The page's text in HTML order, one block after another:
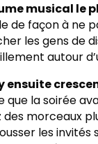
musical le
de façon à ne
les gens de
autour
ensuite
que la soirée
des morceaux
les invités